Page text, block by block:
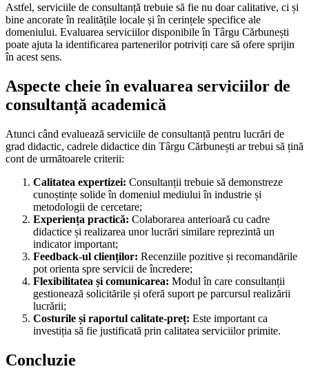
Astfel, serviciile de consultanță trebuie să fie nu doar calitative, ci și
bine ancorate în realitățile locale și în cerințele specifice ale
domeniului. Evaluarea serviciilor disponibile în Târgu Cărbunești
poate ajuta la identificarea partenerilor potriviți care să ofere sprijin
în acest sens.
Aspecte cheie în evaluarea serviciilor de
consultanță academică
Atunci când evaluează serviciile de consultanță pentru lucrări de
grad didactic, cadrele didactice din Târgu Cărbunești ar trebui să țină
cont de următoarele criterii:
Calitatea expertizei: Consultanții trebuie să demonstreze
cunoștințe solide în domeniul mediului în industrie și
metodologii de cercetare;
Experiența practică: Colaborarea anterioară cu cadre
didactice și realizarea unor lucrări similare reprezintă un
indicator important;
Feedback-ul clienților: Recenziile pozitive și recomandările
pot orienta spre servicii de încredere;
Flexibilitatea și comunicarea: Modul în care consultanții
gestionează solicitările și oferă suport pe parcursul realizării
lucrării;
Costurile și raportul calitate-preț: Este important ca
investiția să fie justificată prin calitatea serviciilor primite.
Concluzie